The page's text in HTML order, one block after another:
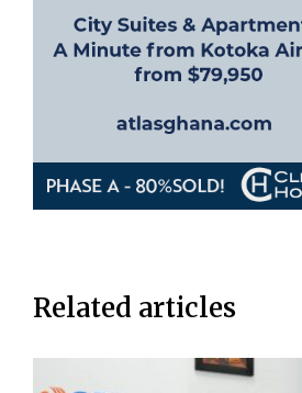
Related articles